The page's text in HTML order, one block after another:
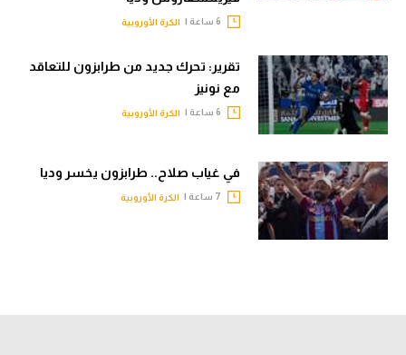
الكرة الأوروبية
تقرير: تحرك جديد من طرابزون للتعاقد
مع نونيز
الكرة الأوروبية
في غياب صلاح.. طرابزون يخسر وديا
الكرة الأوروبية